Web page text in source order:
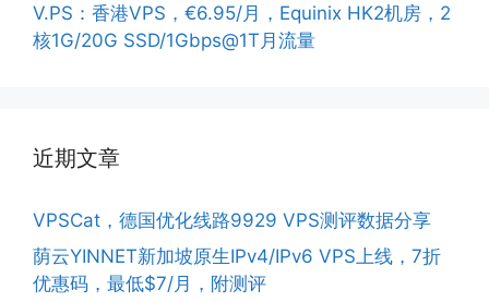
V.PS：香港VPS，€6.95/月，Equinix HK2机房，2
核1G/20G SSD/1Gbps@1T月流量
近期文章
VPSCat，德国优化线路9929 VPS测评数据分享
荫云YINNET新加坡原生IPv4/IPv6 VPS上线，7折
优惠码，最低$7/月，附测评